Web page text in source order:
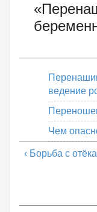
ведение
Чем
‹ Борьба с